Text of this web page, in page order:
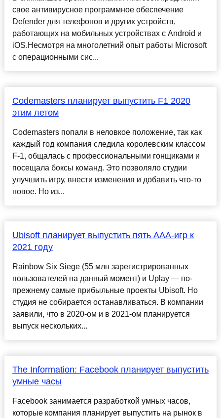
свое антивирусное программное обеспечение
Defender для телефонов и других устройств,
работающих на мобильных устройствах с Android и
iOS.Несмотря на многолетний опыт работы Microsoft
с операционными сис...
Codemasters планирует выпустить F1 2020
этим летом
Codemasters попали в неловкое положение, так как
каждый год компания следила королевским классом
F-1, общалась с профессиональными гонщиками и
посещала боксы команд. Это позволяло студии
улучшить игру, внести изменения и добавить что-то
новое. Но из...
Ubisoft планирует выпустить пять ААА-игр к
2021 году
Rainbow Six Siege (55 млн зарегистрированных
пользователей на данный момент) и Uplay — по-
прежнему самые прибыльные проекты Ubisoft. Но
студия не собирается останавливаться. В компании
заявили, что в 2020-ом и в 2021-ом планируется
выпуск нескольких...
The Information: Facebook планирует выпустить
умные часы
Facebook занимается разработкой умных часов,
которые компания планирует выпустить на рынок в